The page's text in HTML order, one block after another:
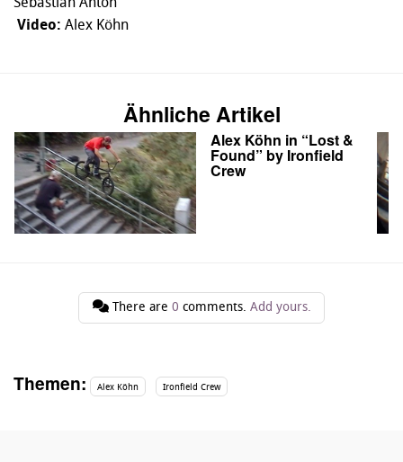
Video: Alex Köhn
Ähnliche Artikel
Alex Köhn in “Lost &
Found” by Ironfield
Crew
There are 0 comments. Add yours.
Themen: Alex Köhn Ironfield Crew